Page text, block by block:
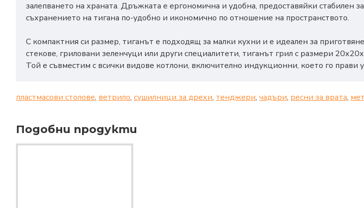
залепването на храната. Дръжката е ергономична и удобна, предоставяйки стабилен
съхранението на тигана по-удобно и икономично по отношение на пространството.
С компактния си размер, тиганът е подходящ за малки кухни и е идеален за
стекове, гриловани зеленчуци или други специалитети, тиганът грил с размери
Той е съвместим с всички видове котлони, включително индукционни, което го прави
пластмасови столове, ветрило, сушилници за дрехи, тенджери, чадъри, ресни за врата,
Подобни продукти